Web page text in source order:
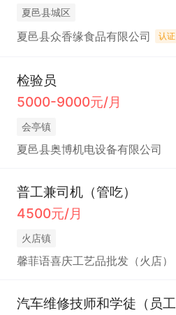
夏邑县城区
夏邑县众香缘食品有限公司 认证
检验员
5000-9000元/月
会亭镇
夏邑县奥博机电设备有限公司
普工兼司机（管吃）
4500元/月
火店镇
馨菲语喜庆工艺品批发（火店）